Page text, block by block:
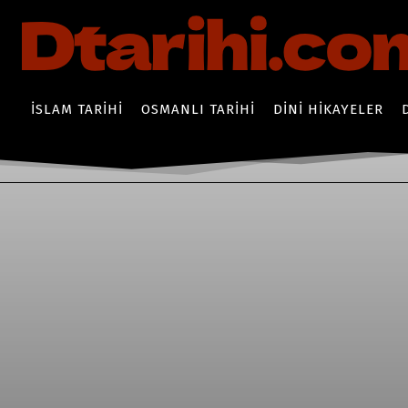
İSLAM TARIHI OSMANLI TARIHI DINI HIKAYELER